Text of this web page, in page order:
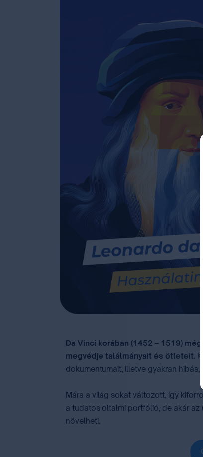
Da Vinci korában (1452 – 1519)
megvédje találmányait és ötleteit.
dokumentumait, illetve gyakran
Mára a világ sokat változott, így
a tudatos oltalmi portfólió, de akár az
növelheti.